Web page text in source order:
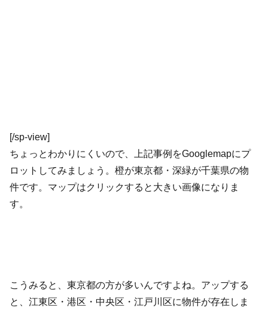
[/sp-view]
ちょっとわかりにくいので、上記事例をGooglemapにプ
ロットしてみましょう。橙が東京都・深緑が千葉県の物
件です。マップはクリックすると大きい画像になりま
す。
こうみると、東京都の方が多いんですよね。アップする
と、江東区・港区・中央区・江戸川区に物件が存在しま